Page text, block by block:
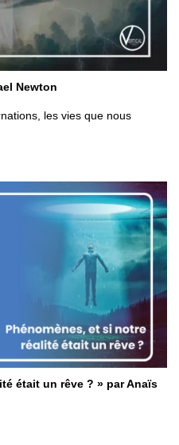
Newton
les vies que nous
était un rêve ? » par Anaïs